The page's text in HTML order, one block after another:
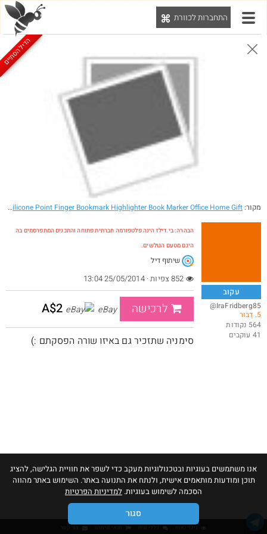
התחברות לכוורת
0
0
המציאות שלי באיביי
@IraFridberg85
מוצרים (362) חברים (492)
הדיל הסתיים
2· 31· 1929
אנו משתמשים בעוגיות ובטכנולוגיות מעקב כדי לשפר את חוויית הגלישה, להציג
תוכן ומודעות מותאמים אישית, ולנתח את התנועה באתר. השימוש באתר מהווה
הסכמה לשימוש בעוגיות. למדיניות הפרטיות
סגור
הדיל הסתיים
מקור: - Elastic Silicone Point Finger Bookmark Highlighter Book Marker Office Home Gift
עקוב
@IraFridberg85
5. דַבּוּר
564 נקודות
41 עוקבים
הבהרה: בי.דילז הינה פלטפורמה חברתית פתוחה והתכנים המתפרסמים בה
הינם מטעם הגולשים.
שיתוף דיל
לרכישה A$2 eBay
סימניה שתזכיר גם באיזו שורה הפסקתם :)